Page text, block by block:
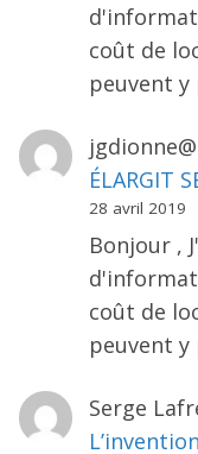
coût de
peuvent
ÉLARGIT
28 avril 2019
Bonjour ,
coût de
peuvent
Serge